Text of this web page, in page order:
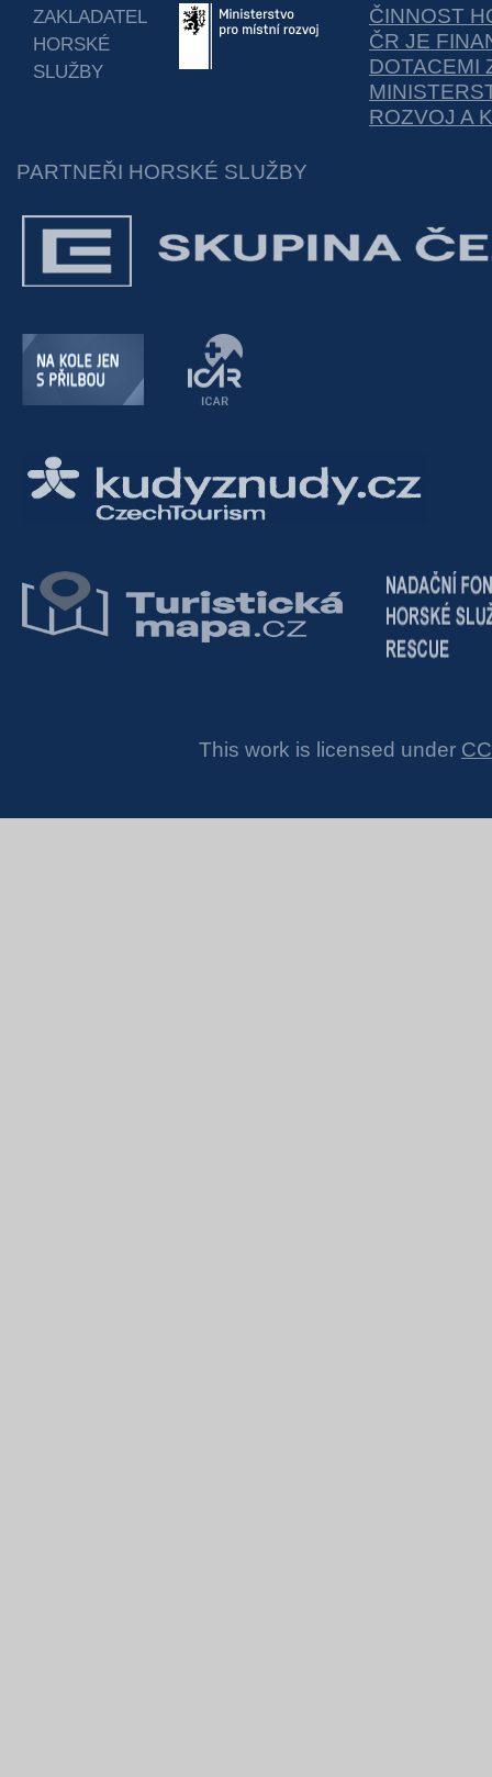
ZAKLADATEL
HORSKÉ
SLUŽBY
ČINNOST
ČR JE
DOTACEMI
ROZVOJ A
PARTNEŘI HORSKÉ SLUŽBY
This work is licensed under